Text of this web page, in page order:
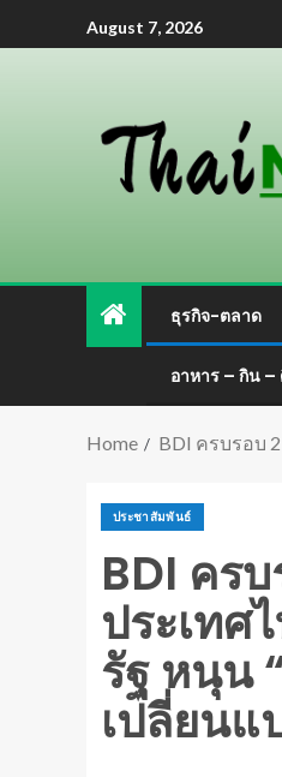
August 7, 2026
ธุรกิจ-ตลาด
อาหาร – กิน –
Home BDI ครบรอบ
ประชาสัมพันธ์
BDI คร
ประเทศ
รัฐ หนุน
เปลี่ยนแ